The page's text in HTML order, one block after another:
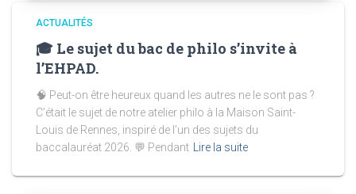
ACTUALITÉS
🎓 Le sujet du bac de philo s’invite à
l’EHPAD.
🧠 Peut-on être heureux quand les autres ne le sont pas ?
C’était le sujet de notre atelier philo à la Maison Saint-
Louis de Rennes, inspiré de l’un des sujets du
baccalauréat 2026. 💬 Pendant
Lire la suite